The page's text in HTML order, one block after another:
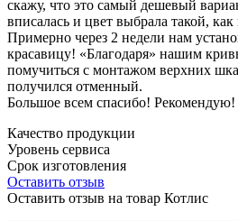
скажу, что это самый дешевый
вписалась и цвет выбрала такой,
Примерно через 2 недели нам
красавицу! «Благодаря» нашим
помучиться с монтажом верхних
получился отменный.
Большое всем спасибо! Рекомендую!
Качество продукции
Уровень сервиса
Срок изготовления
Оставить отзыв
Оставить отзыв на товар Котлис